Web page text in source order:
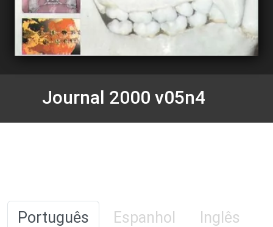
Journal 2000 v05n4
Português Espanhol Inglês